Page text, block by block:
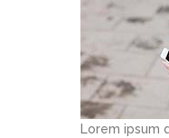
Lorem ipsum